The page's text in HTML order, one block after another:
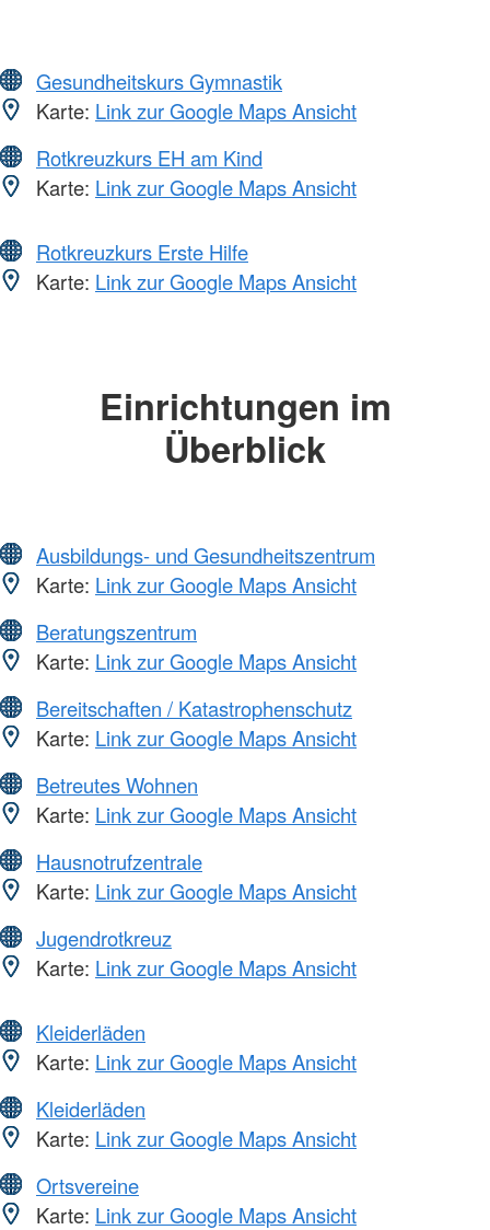
Gesundheitskurs Gymnastik
Karte: Link zur Google Maps Ansicht
Rotkreuzkurs EH am Kind
Karte: Link zur Google Maps Ansicht
Rotkreuzkurs Erste Hilfe
Karte: Link zur Google Maps Ansicht
Einrichtungen im
Überblick
Ausbildungs- und Gesundheitszentrum
Karte: Link zur Google Maps Ansicht
Beratungszentrum
Karte: Link zur Google Maps Ansicht
Bereitschaften / Katastrophenschutz
Karte: Link zur Google Maps Ansicht
Betreutes Wohnen
Karte: Link zur Google Maps Ansicht
Hausnotrufzentrale
Karte: Link zur Google Maps Ansicht
Jugendrotkreuz
Karte: Link zur Google Maps Ansicht
Kleiderläden
Karte: Link zur Google Maps Ansicht
Kleiderläden
Karte: Link zur Google Maps Ansicht
Ortsvereine
Karte: Link zur Google Maps Ansicht